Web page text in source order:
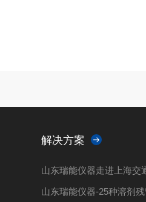
解决方案